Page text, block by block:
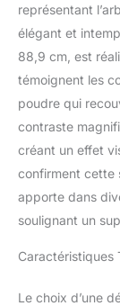
représentant
élégant et
88,9 cm, est
témoignent les
poudre qui
contraste
créant un effet
confirment cette
apporte dans
soulignant un
Caractéristiques
Le choix d’une